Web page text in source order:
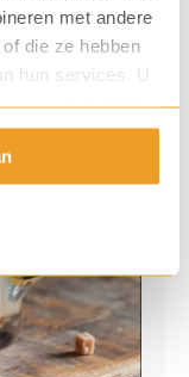
met andere
die ze hebben
hun services. U
website blijft